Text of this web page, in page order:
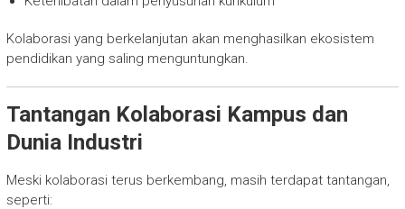
Kolaborasi yang berkelanjutan akan menghasilkan ekosistem
pendidikan yang saling menguntungkan.
Tantangan Kolaborasi Kampus dan
Dunia Industri
Meski kolaborasi terus berkembang, masih terdapat tantangan,
seperti: